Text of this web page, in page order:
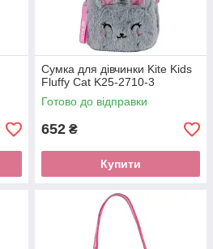
Сумка для дівчинки Kite Kids
Fluffy Cat K25-2710-3
Готово до відправки
652 ₴
Купити